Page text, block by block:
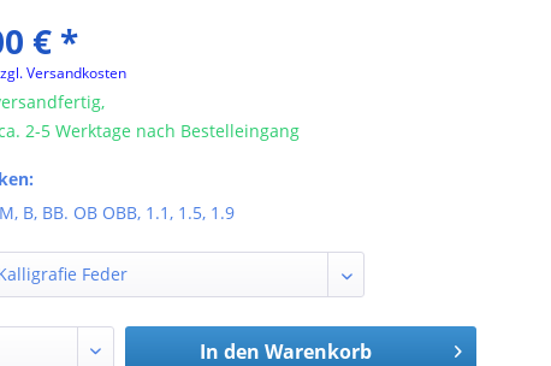
€ *
Versandkosten
2-5 Werktage nach Bestelleingang
B, BB. OB OBB, 1.1, 1.5, 1.9
In den Warenkorb